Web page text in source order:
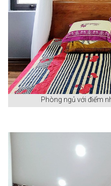
Phòng ngủ với điểm